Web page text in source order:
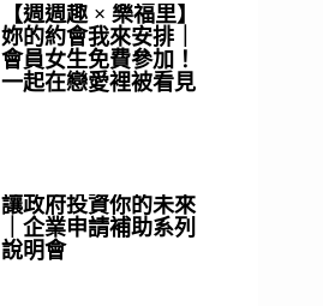
【週週趣 × 樂福里】
妳的約會我來安排｜
會員女生免費參加！
一起在戀愛裡被看見
讓政府投資你的未來
｜企業申請補助系列
說明會